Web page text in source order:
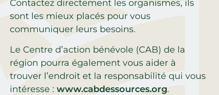
Contactez directement les organismes, ils
sont les mieux placés pour vous
communiquer leurs besoins.
Le Centre d’action bénévole (CAB) de la
région pourra également vous aider à
trouver l’endroit et la responsabilité qui vous
intéresse : www.cabdessources.org.